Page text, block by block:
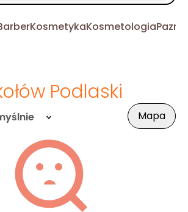
KosmetykaKosmetologia
Podlaski
Mapa